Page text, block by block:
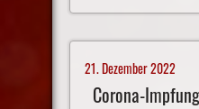
21. Dezember 2022